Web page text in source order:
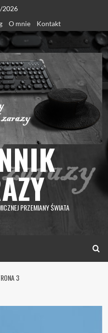
2026
O mnie Kontakt
PRZEMIANY ŚWIATA
3